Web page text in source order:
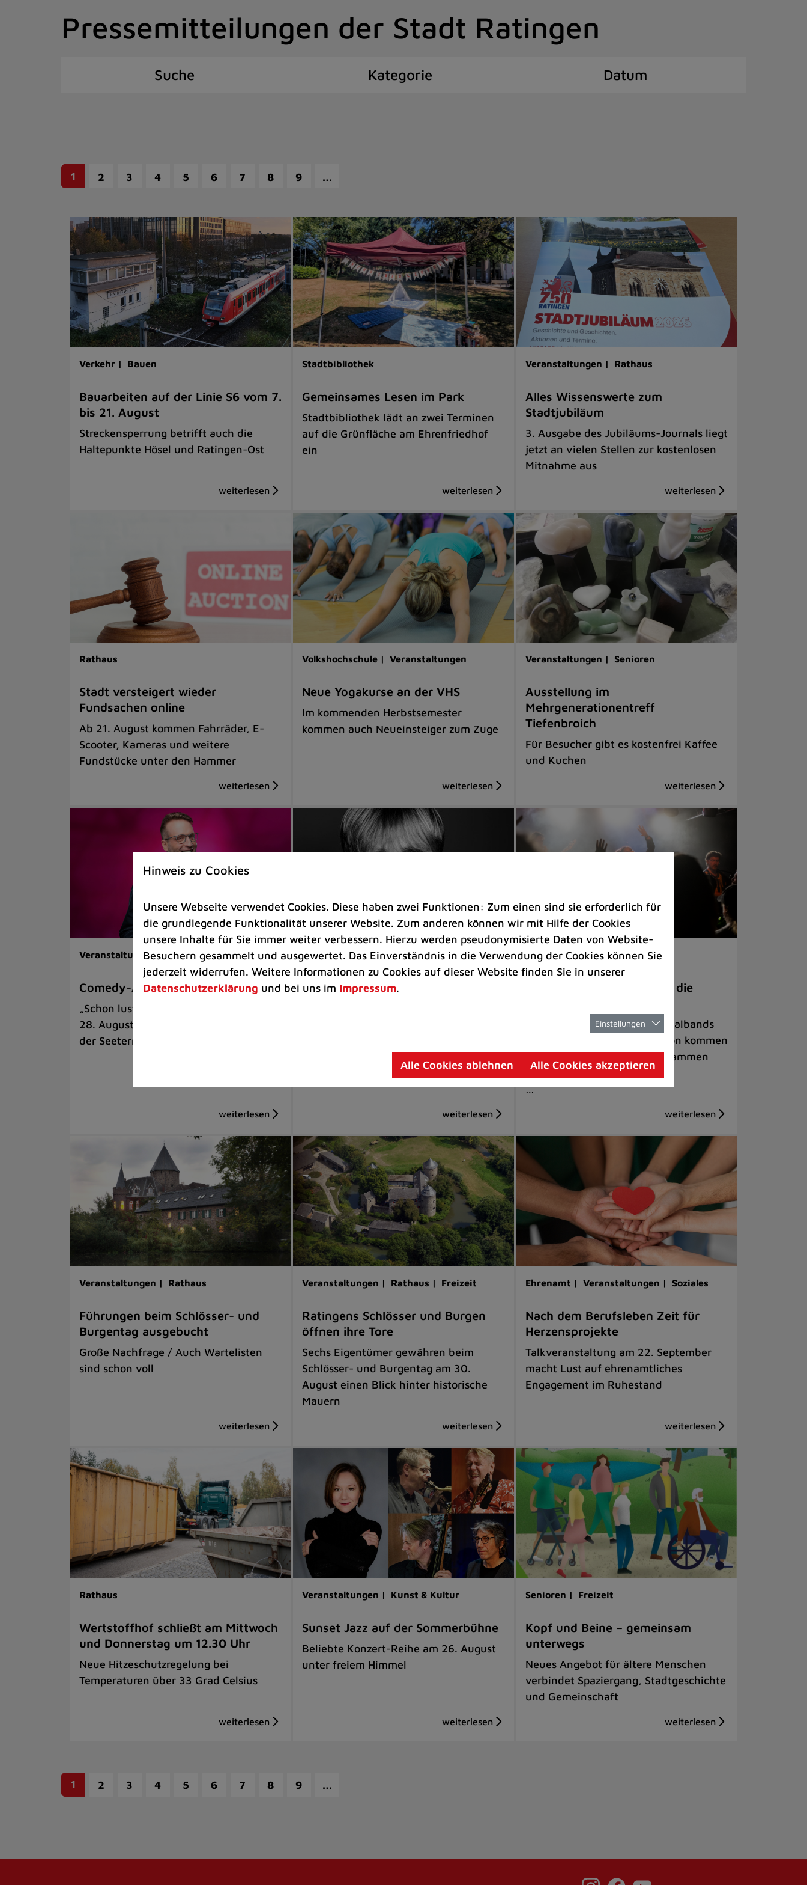
Pressemitteilungen der Stadt Ratingen
Suche Kategorie Datum
1 2 3 4 5 6 7 8 9 …
Verkehr | Bauen
Bauarbeiten auf der Linie S6 vom 7.
bis 21. August
Streckensperrung betrifft auch die
Haltepunkte Hösel und Ratingen-Ost
Stadtbibliothek
Gemeinsames Lesen im Park
Stadtbibliothek lädt an zwei Terminen
auf die Grünfläche am Ehrenfriedhof
ein
Veranstaltungen | Rathaus
Alles Wissenswerte zum
Stadtjubiläum
3. Ausgabe des Jubiläums-Journals liegt
jetzt an vielen Stellen zur kostenlosen
Mitnahme aus
Rathaus
Stadt versteigert wieder
Fundsachen online
Ab 21. August kommen Fahrräder, E-
Scooter, Kameras und weitere
Fundstücke unter den Hammer
Volkshochschule | Veranstaltungen
Neue Yogakurse an der VHS
Im kommenden Herbstsemester
kommen auch Neueinsteiger zum Zuge
Veranstaltungen | Senioren
Ausstellung im
Mehrgenerationentreff
Tiefenbroich
Für Besucher gibt es kostenfrei Kaffee
und Kuchen
Veranstaltungen | Kunst & Kultur
Comedy-Abend mit Benni Stark
„Schon lustig, wenn’s witzig ist!“ am
28. August auf der Sommerbühne an
der Seeterrasse
Veranstaltungen
Kultkicker Ansgar Brinkmann
Veranstaltungen
„Manege Madness“ bringt die
Internationale Rock- und Metalbands
und starke Acts aus der Region kommen
am 17. Oktober in Lintorf zusammen
…
Veranstaltungen | Rathaus
Führungen beim Schlösser- und
Burgentag ausgebucht
Große Nachfrage / Auch Wartelisten
sind schon voll
Veranstaltungen | Rathaus | Freizeit
Ratingens Schlösser und Burgen
öffnen ihre Tore
Sechs Eigentümer gewähren beim
Schlösser- und Burgentag am 30.
August einen Blick hinter historische
Mauern
Ehrenamt | Veranstaltungen | Soziales
Nach dem Berufsleben Zeit für
Herzensprojekte
Talkveranstaltung am 22. September
macht Lust auf ehrenamtliches
Engagement im Ruhestand
Rathaus
Wertstoffhof schließt am Mittwoch
und Donnerstag um 12.30 Uhr
Neue Hitzeschutzregelung bei
Temperaturen über 33 Grad Celsius
Veranstaltungen | Kunst & Kultur
Sunset Jazz auf der Sommerbühne
Beliebte Konzert-Reihe am 26. August
unter freiem Himmel
Senioren | Freizeit
Kopf und Beine – gemeinsam
unterwegs
Neues Angebot für ältere Menschen
verbindet Spaziergang, Stadtgeschichte
und Gemeinschaft
1 2 3 4 5 6 7 8 9 …
Hinweis zu Cookies
Unsere Webseite verwendet Cookies. Diese haben zwei Funktionen: Zum einen sind sie erforderlich für
die grundlegende Funktionalität unserer Website. Zum anderen können wir mit Hilfe der Cookies
unsere Inhalte für Sie immer weiter verbessern. Hierzu werden pseudonymisierte Daten von Website-
Besuchern gesammelt und ausgewertet. Das Einverständnis in die Verwendung der Cookies können Sie
jederzeit widerrufen. Weitere Informationen zu Cookies auf dieser Website finden Sie in unserer
Datenschutzerklärung und bei uns im Impressum.
Einstellungen
Alle Cookies ablehnen Alle Cookies akzeptieren